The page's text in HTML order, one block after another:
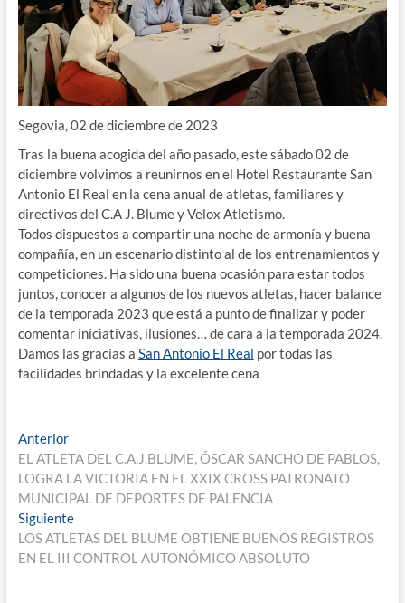
Segovia, 02 de diciembre de 2023
Tras la buena acogida del año pasado, este sábado 02 de
diciembre volvimos a reunirnos en el Hotel Restaurante San
Antonio El Real en la cena anual de atletas, familiares y
directivos del C.A J. Blume y Velox Atletismo.
Todos dispuestos a compartir una noche de armonía y buena
compañía, en un escenario distinto al de los entrenamientos y
competiciones. Ha sido una buena ocasión para estar todos
juntos, conocer a algunos de los nuevos atletas, hacer balance
de la temporada 2023 que está a punto de finalizar y poder
comentar iniciativas, ilusiones… de cara a la temporada 2024.
Damos las gracias a San Antonio El Real por todas las
facilidades brindadas y la excelente cena
Navegación
de
entradas
AnteriorEntrada
anterior:
EL ATLETA DEL C.A.J.BLUME, ÓSCAR SANCHO DE PABLOS,
LOGRA LA VICTORIA EN EL XXIX CROSS PATRONATO
MUNICIPAL DE DEPORTES DE PALENCIA
SiguienteEntrada
siguiente:
LOS ATLETAS DEL BLUME OBTIENE BUENOS REGISTROS
EN EL III CONTROL AUTONÓMICO ABSOLUTO